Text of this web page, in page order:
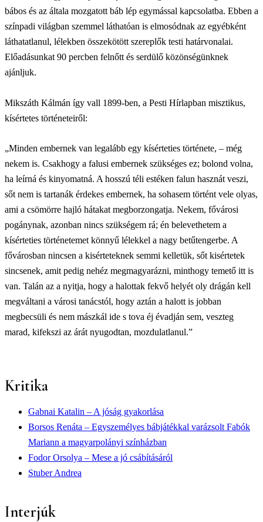
bábos és az általa mozgatott báb lép egymással kapcsolatba. Ebben a
színpadi világban szemmel láthatóan is elmosódnak az egyébként
láthatatlanul, lélekben összekötött szereplők testi határvonalai.
Előadásunkat 90 percben felnőtt és serdülő közönségünknek
ajánljuk.
Mikszáth Kálmán így vall 1899-ben, a Pesti Hírlapban misztikus,
kísértetes történeteiről:
„Minden embernek van legalább egy kísérteties története, – még
nekem is. Csakhogy a falusi embernek szükséges ez; bolond volna,
ha leírná és kinyomatná. A hosszú téli estéken falun hasznát veszi,
sőt nem is tartanák érdekes embernek, ha sohasem történt vele olyas,
ami a csömörre hajló hátakat megborzongatja. Nekem, fővárosi
pogánynak, azonban nincs szükségem rá; én belevethetem a
kísérteties történetemet könnyű lélekkel a nagy betűtengerbe. A
fővárosban nincsen a kisérteteknek semmi kelletük, sőt kisértetek
sincsenek, amit pedig nehéz megmagyarázni, minthogy temető itt is
van. Talán az a nyitja, hogy a halottak fekvő helyét oly drágán kell
megváltani a városi tanácstól, hogy aztán a halott is jobban
megbecsüli és nem mászkál ide s tova éj évadján sem, veszteg
marad, kifekszi az árát nyugodtan, mozdulatlanul.”
Kritika
Gabnai Katalin – A jóság gyakorlása
Borsos Renáta – Egyszemélyes bábjátékkal varázsolt Fabók
Mariann a magyarpolányi színházban
Fodor Orsolya – Mese a jó csábításáról
Stuber Andrea
Interjúk